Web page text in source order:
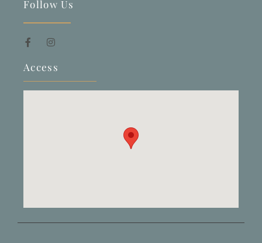
Follow Us
Access